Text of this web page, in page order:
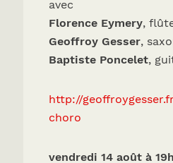
avec
Florence Eymery,
Geoffroy Gesser,
Baptiste Poncelet,
http://
choro
vendredi 14 août à 19h